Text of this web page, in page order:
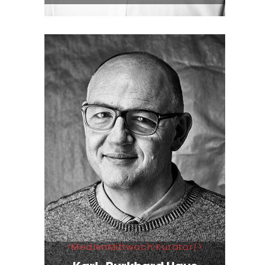
MedienMittwoch Kurator